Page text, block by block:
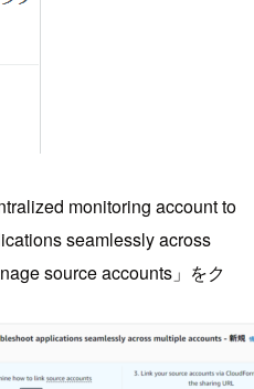
monitoring account to
seamlessly across
source accounts」をク